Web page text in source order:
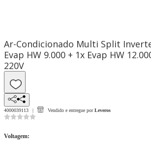
Ar-Condicionado Multi Split
Evap HW 9.000 + 1x Evap HW
220V
4000039113 Vendido e entregue por Leveros
Voltagem: